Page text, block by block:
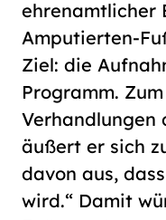
ehrenamtlicher
Amputierten-
Ziel: die
Programm.
Verhandlungen
äußert er sich
davon aus,
wird.“ Damit